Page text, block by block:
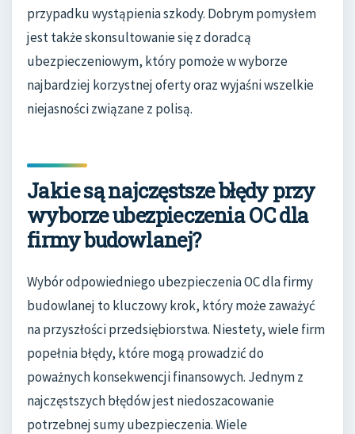
przypadku wystąpienia szkody. Dobrym pomysłem
jest także skonsultowanie się z doradcą
ubezpieczeniowym, który pomoże w wyborze
najbardziej korzystnej oferty oraz wyjaśni wszelkie
niejasności związane z polisą.
Jakie są najczęstsze błędy przy
wyborze ubezpieczenia OC dla
firmy budowlanej?
Wybór odpowiedniego ubezpieczenia OC dla firmy
budowlanej to kluczowy krok, który może zaważyć
na przyszłości przedsiębiorstwa. Niestety, wiele firm
popełnia błędy, które mogą prowadzić do
poważnych konsekwencji finansowych. Jednym z
najczęstszych błędów jest niedoszacowanie
potrzebnej sumy ubezpieczenia. Wiele